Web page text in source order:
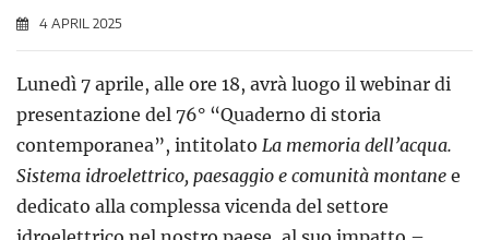
4 APRIL 2025
Lunedì 7 aprile, alle ore 18, avrà luogo il webinar di
presentazione del 76° “Quaderno di storia
contemporanea”, intitolato La memoria dell’acqua.
Sistema idroelettrico, paesaggio e comunità montane e
dedicato alla complessa vicenda del settore